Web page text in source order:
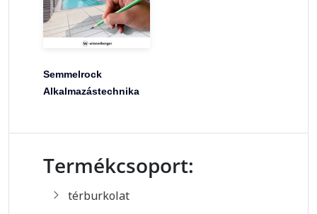
Semmelrock
Alkalmazástechnika
Termékcsoport:
térburkolat